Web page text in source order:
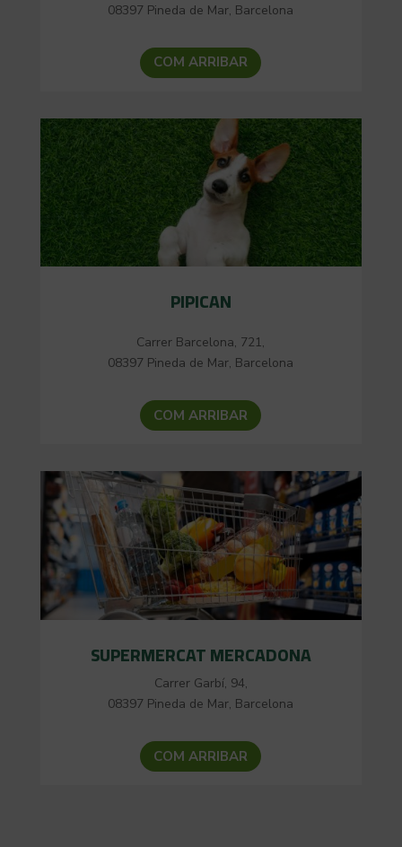
08397 Pineda de Mar, Barcelona
COM ARRIBAR
PIPICAN
Carrer Barcelona, 721,
08397 Pineda de Mar, Barcelona
COM ARRIBAR
SUPERMERCAT MERCADONA
Carrer Garbí, 94,
08397 Pineda de Mar, Barcelona
COM ARRIBAR